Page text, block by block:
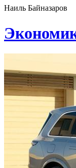
Наиль Байназаров